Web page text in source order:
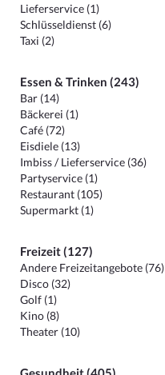
Lieferservice (1)
Schlüsseldienst (6)
Taxi (2)
Essen & Trinken (243)
Bar (14)
Bäckerei (1)
Café (72)
Eisdiele (13)
Imbiss / Lieferservice (36)
Partyservice (1)
Restaurant (105)
Supermarkt (1)
Freizeit (127)
Andere Freizeitangebote (76)
Disco (32)
Golf (1)
Kino (8)
Theater (10)